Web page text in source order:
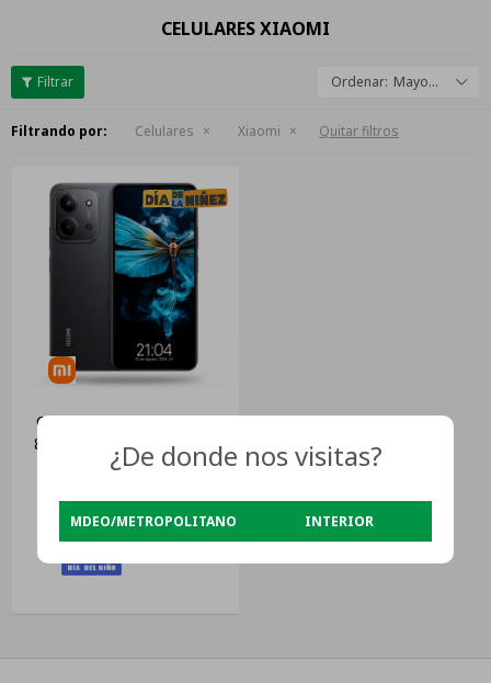
CELULARES XIAOMI
Mayor descuento
Filtrando por: Celulares Xiaomi Quitar filtros
Celular Xiaomi Redmi 15c
8+8gb Ram Y 256gb Libre
Color Negro
USD234
USD186
¿De donde nos visitas?
MDEO/METROPOLITANO INTERIOR